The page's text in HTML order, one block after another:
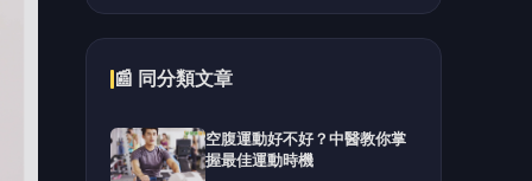
📰 同分類文章
空腹運動好不好？中醫教你掌
握最佳運動時機